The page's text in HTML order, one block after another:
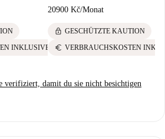
INKLUSIVE
20900 Kč/Monat
lock GESCHÜTZTE KAUTION
euro VERBRAUCHSKOSTEN
verifiziert, damit du sie nicht besichtigen